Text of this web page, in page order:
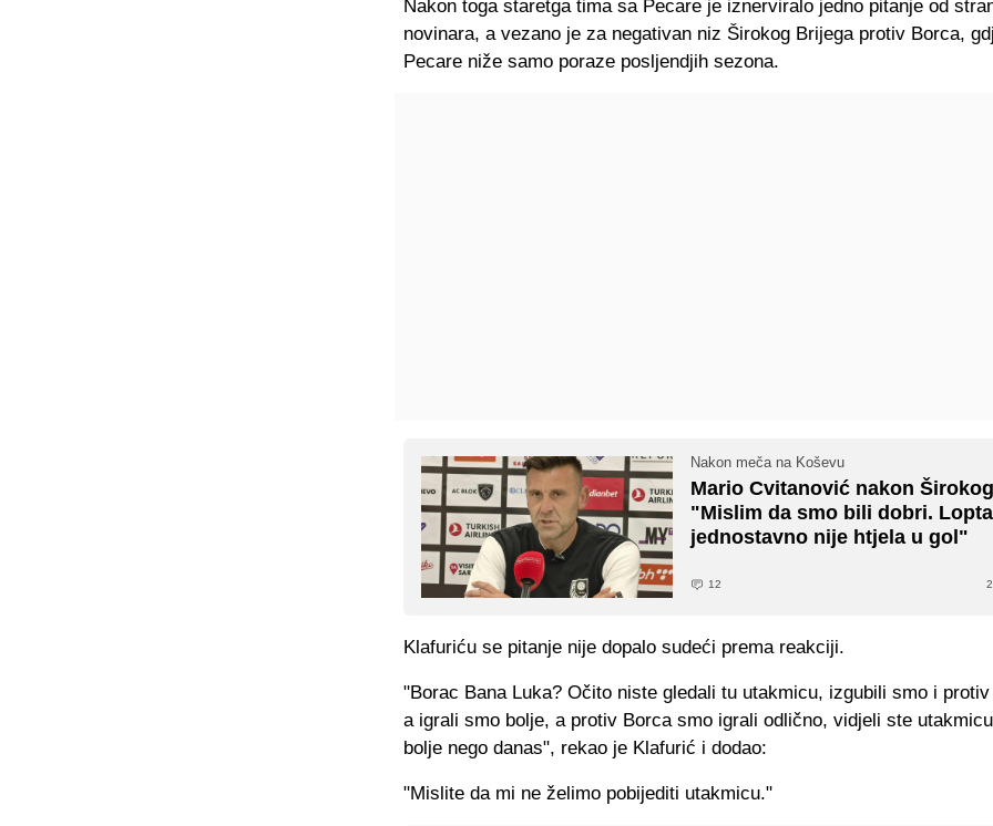
Nakon toga staretga tima sa Pecare je iznerviralo jedno pitanje od
novinara, a vezano je za negativan niz Širokog Brijega protiv Borca,
Pecare niže samo poraze posljendjih sezona.
Nakon meča na Koševu
Mario Cvitanović nakon
"Mislim da smo bili dobri. Lopta
jednostavno nije htjela u gol"
12
Klafuriću se pitanje nije dopalo sudeći prema reakciji.
"Borac Bana Luka? Očito niste gledali tu utakmicu, izgubili smo i
a igrali smo bolje, a protiv Borca smo igrali odlično, vidjeli ste
bolje nego danas", rekao je Klafurić i dodao:
"Mislite da mi ne želimo pobijediti utakmicu."